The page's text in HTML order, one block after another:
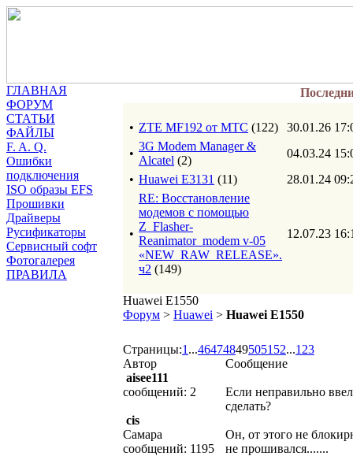
ГЛАВНАЯ
ФОРУМ
СТАТЬИ
ФАЙЛЫ
F. A. Q.
Ошибки
подключения
ISO образы EFS
Прошивки
Драйверы
Русификаторы
Сервисный софт
Фотогалерея
ПРАВИЛА
• ZTE MF192 от МТС (122)
30.01.26
•
3G Modem Manager &
Alcatel (2)
04.03.24
• Huawei E3131 (11) 28.01.24
•
RE: Восстановление
модемов с помощью
Z_Flasher-
Reanimator_modem v-05
«NEW_RAW_RELEASE».
ч2 (149)
12.07.23
Huawei E1550
Форум > Huawei > Huawei E1550
Страницы:1 ...464748495051 52...123
Автор
Сообщение
aisee111
сообщений: 2
Если неправильно
сделать?
cis
Самара
сообщений: 1195
Он, от этого не
не прошивался.......